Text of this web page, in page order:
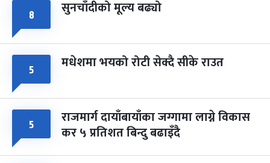
८ सुनचाँदीको मूल्य बढ्यो
५ मधेशमा भयको रोटी सेक्दै सीके राउत
५ राजमार्ग दायाँबायाँका जग्गामा लाग्ने विकास
कर ५ प्रतिशत बिन्दु बढाइँदै